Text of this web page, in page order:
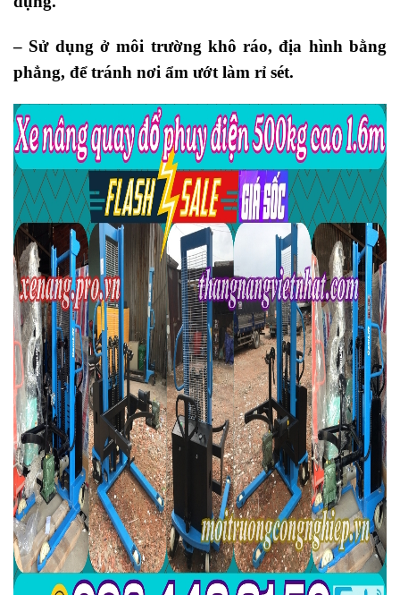
– Sử dụng ở môi trường khô ráo, địa hình bằng
phẳng, để tránh nơi ẩm ướt làm rỉ sét.